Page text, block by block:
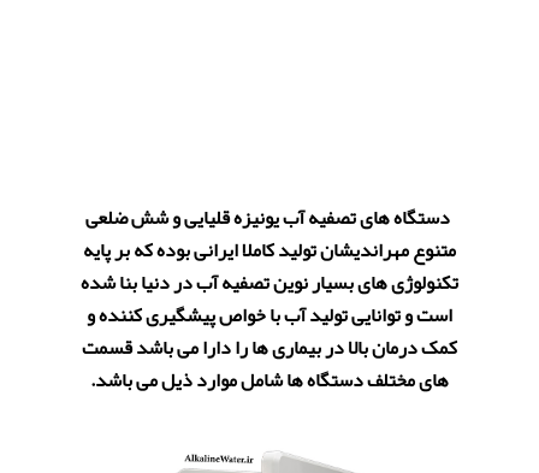
دستگاه های تصفیه آب یونیزه قلیایی و شش ضلعی
متنوع مهراندیشان تولید کاملا ایرانی بوده که بر پایه
تکنولوژی های بسیار نوین تصفیه آب در دنیا بنا شده
است و توانایی تولید آب با خواص پیشگیری کننده و
کمک درمان بالا در بیماری ها را دارا می باشد قسمت
های مختلف دستگاه ها شامل موارد ذیل می باشد.